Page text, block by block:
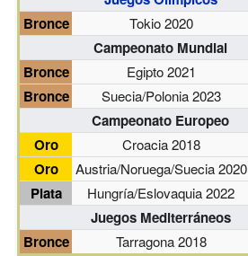
Bronce
Tokio 2020
Campeonato Mundial
Bronce
Egipto 2021
Bronce Suecia/Polonia 2023
Campeonato Europeo
Oro
Croacia 2018
Oro Austria/Noruega/Suecia 2020
Plata Hungría/Eslovaquia 2022
Juegos Mediterráneos
Bronce
Tarragona 2018